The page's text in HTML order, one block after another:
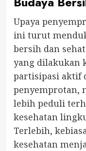
Upaya
ini turut
bersih dan
yang dilakukan
partisipasi aktif
penyemprotan,
lebih peduli
kesehatan
Terlebih,
kesehatan